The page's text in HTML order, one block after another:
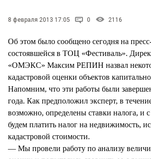
8 февраля 2013 17:05 0 2116
Об этом было сообщено сегодня на
состоявшейся в ТОЦ «Фестиваль».
«ОМЭКС» Максим РЕПИН назвал
кадастровой оценки объектов
Напомним, что эти работы были
года. Как предположил эксперт, в
возможно, определены ставки налога, и
будем платить налог на недвижимость,
кадастровой стоимости.
— Мы провели работу по анализу